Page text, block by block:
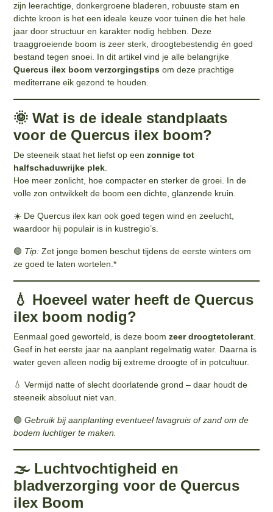
zijn leerachtige, donkergroene bladeren, robuuste stam en
dichte kroon is het een ideale keuze voor tuinen die het hele
jaar door structuur en karakter nodig hebben. Deze
traaggroeiende boom is zeer sterk, droogtebestendig én goed
bestand tegen snoei. In dit artikel vind je alle belangrijke
Quercus ilex boom verzorgingstips om deze prachtige
mediterrane eik gezond te houden.
🌞 Wat is de ideale standplaats
voor de Quercus ilex boom?
De steeneik staat het liefst op eenzonnige tot
halfschaduwrijke plek
Hoe meer zonlicht, hoe compacter en sterker de groei. In de
volle zon ontwikkelt de boom een dichte, glanzende kruin.
☀️ De Quercus ilex kan ook goed tegen wind en zeelucht,
waardoor hij populair is in kustregio’s.
🟢 Tip: Zet jonge bomen beschut tijdens de eerste winters om
ze goed te laten wortelen.*
💧 Hoeveel water heeft de Quercus
ilex boom nodig?
Eenmaal goed geworteld, is deze boomzeer droogtetolerant
Geef in het eerste jaar na aanplant regelmatig water. Daarna is
water geven alleen nodig bij extreme droogte of in potcultuur.
💧 Vermijd natte of slecht doorlatende grond – daar houdt de
steeneik absoluut niet van.
🟢Gebruik bij aanplanting eventueel lavagruis of zand om de
bodem luchtiger te maken.
🌫️ Luchtvochtigheid en
bladverzorging voor de Quercus
ilex Boom